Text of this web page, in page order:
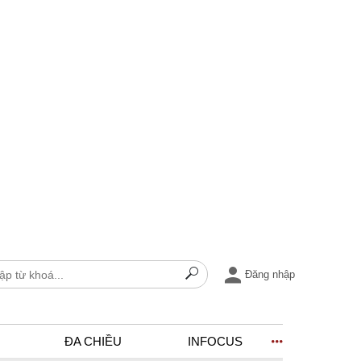
Đăng nhập
ĐA CHIỀU INFOCUS